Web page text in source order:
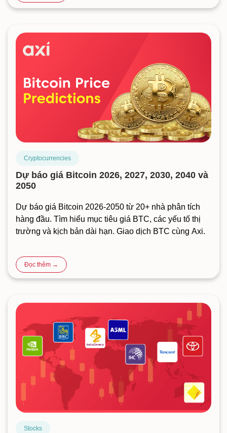
Cryptocurrencies
Dự báo giá Bitcoin 2026, 2027, 2030, 2040 và
2050
Dự báo giá Bitcoin 2026-2050 từ 20+ nhà phân tích
hàng đầu. Tìm hiểu mục tiêu giá BTC, các yếu tố thị
trường và kịch bản dài hạn. Giao dịch BTC cùng Axi.
Đọc thêm →
Stocks